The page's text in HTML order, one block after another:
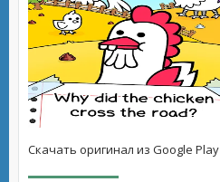
Скачать оригинал из Google Play